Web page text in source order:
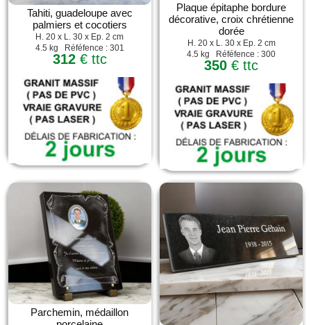
Tahiti, guadeloupe avec
palmiers et cocotiers
H. 20 x L. 30 x Ep. 2 cm
4.5 kg Réféfence : 301
312€ ttc
Plaque épitaphe bordure
décorative, croix chrétienne
dorée
H. 20 x L. 30 x Ep. 2 cm
4.5 kg Réféfence : 300
350 € ttc
Parchemin, médaillon